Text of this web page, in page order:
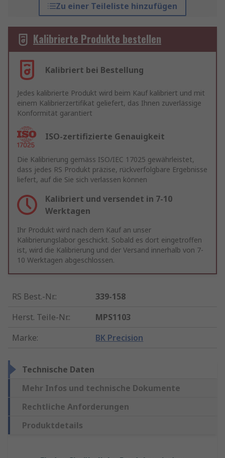
Zu einer Teileliste hinzufügen
Kalibrierte Produkte bestellen
Kalibriert bei Bestellung
Jedes kalibrierte Produkt wird beim Kauf kalibriert und mit
einem Kalibrierzertifikat geliefert, das Ihnen zuverlässige
Konformität garantiert
ISO-zertifizierte Genauigkeit
Die Kalibrierung gemäss ISO/IEC 17025 gewährleistet,
dass jedes RS Produkt präzise, rückverfolgbare Ergebnisse
liefert, auf die Sie sich verlassen können
Kalibriert und versendet in 7-10
Werktagen
Ihr Produkt wird nach dem Kauf an unser
Kalibrierungslabor geschickt. Sobald es dort eingetroffen
ist, wird die Kalibrierung und der Versand innerhalb von 7-
10 Werktagen abgeschlossen.
RS Best.-Nr.:
339-158
Herst. Teile-Nr.:
MPS1103
Marke: BK Precision
Technische Daten
Mehr Infos und technische Dokumente
Rechtliche Anforderungen
Produktdetails